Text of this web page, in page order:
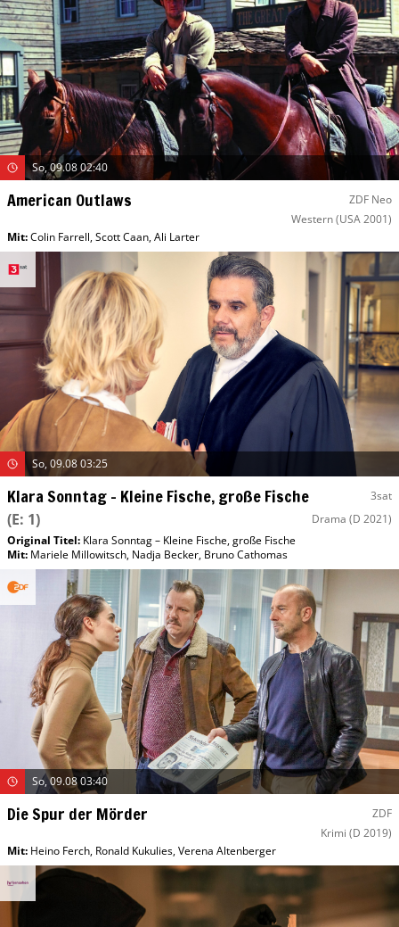
So, 09.08 02:40
American Outlaws
ZDF Neo
Western(USA 2001)
Mit:Colin Farrell,Scott Caan,Ali Larter
So, 09.08 03:25
Klara Sonntag – Kleine Fische, große Fische 3sat
(E: 1) Drama (D 2021)
Original Titel: Klara Sonntag – Kleine Fische, große Fische
Mit: Mariele Millowitsch, Nadja Becker, Bruno Cathomas
So, 09.08 03:40
Die Spur der Mörder
ZDF
Krimi (D 2019)
Mit: Heino Ferch, Ronald Kukulies,Verena Altenberger